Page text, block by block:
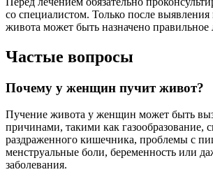
со специалистом. Только после
живота может быть назначено правильное
Частые вопросы
Почему у женщин пучит живот?
Пучение живота у женщин может быть
причинами, такими как газообразование,
раздраженного кишечника, проблемы с
менструальные боли, беременность или
заболевания.